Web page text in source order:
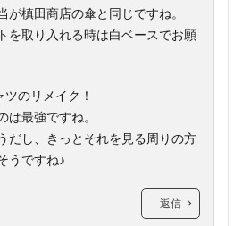
が槙田商店の傘と同じですね。
を取り入れる時は白ベースでお願
のリメイク！
は最強ですね。
だし、きっとそれを見る周りの方
うですね♪
返信